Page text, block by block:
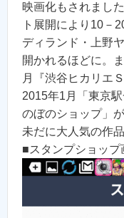
映画化もされまし
ト展開により10－
ディランド・上野
開かれるほどに。
月『渋谷ヒカリエ
2015年1月「東京
のぼのショップ」
未だに大人気の作
■スタンプショップ